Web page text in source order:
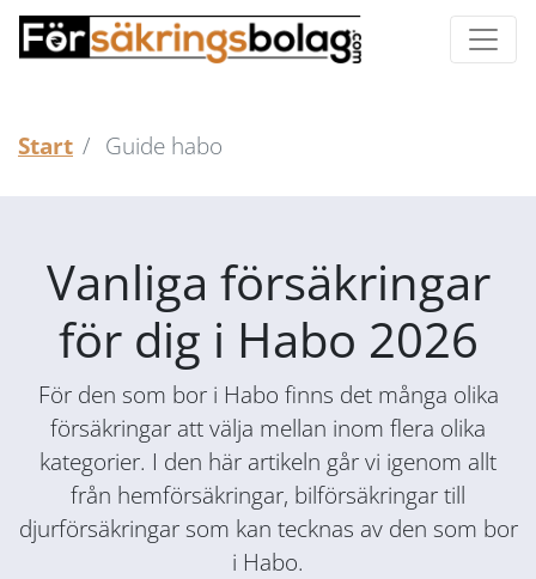
Start Guide habo
Vanliga försäkringar
för dig i Habo 2026
För den som bor i Habo finns det många olika
försäkringar att välja mellan inom flera olika
kategorier. I den här artikeln går vi igenom allt
från hemförsäkringar, bilförsäkringar till
djurförsäkringar som kan tecknas av den som bor
i Habo.